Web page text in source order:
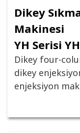
Dikey
Makinesi
YH Serisi
Dikey four-
dikey
enjeksiyon